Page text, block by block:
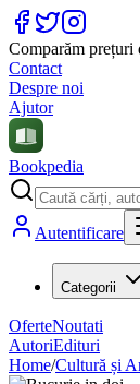
Comparăm prețuri
Contact
Despre noi
Ajutor
Bookpedia
Autentificare
Categorii
OferteNoutati
AutoriEdituri
Home/Cultură și